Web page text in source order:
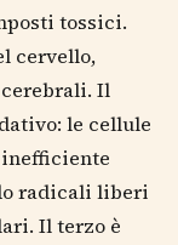
tossici.
cervello,
Il
le cellule
radicali liberi
Il terzo è